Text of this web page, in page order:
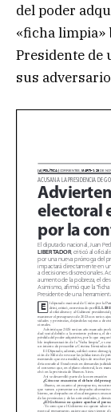
del poder
«ficha limpia»
Presidente de
sus